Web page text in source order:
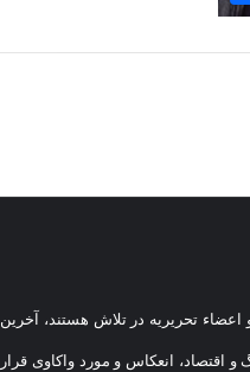
تحریریه در تلاش هستند، آخرین
اقتصاد، انعکاس و مورد واکاوی قرار